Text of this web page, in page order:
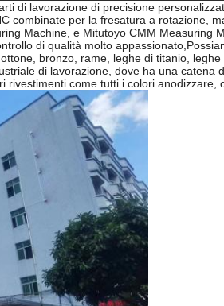
di lavorazione di precisione
combinate per la fresatura a rotazione,
Machine, e Mitutoyo CMM Measuring
di qualità molto
bronzo, rame, leghe di titanio,
di lavorazione, dove ha una
come tutti i colori